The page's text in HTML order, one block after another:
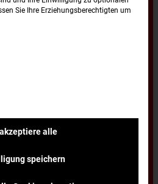
in
und hast Lust auf einen
Sie Ihre Erziehungsberechtigten um
der Service-Gruppen, für
alle
speichern